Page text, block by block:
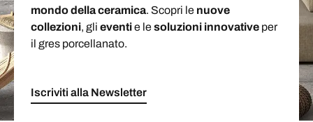
mondo della ceramica. Scopri le nuove
collezioni, gli eventie lesoluzioni innovative per
il gres porcellanato.
Iscriviti alla Newsletter